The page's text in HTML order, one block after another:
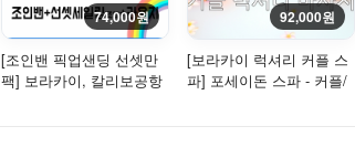
74,000원
[조인밴 픽업샌딩 선셋만
팩] 보라카이, 칼리보공항
92,000원
[보라카이 럭셔리 커플 스
파] 포세이돈 스파 - 커플/